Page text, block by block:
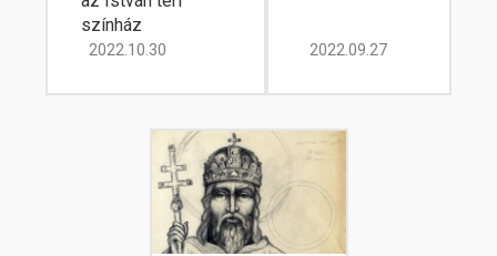
színház
2022.10.30 2022.09.27
Image